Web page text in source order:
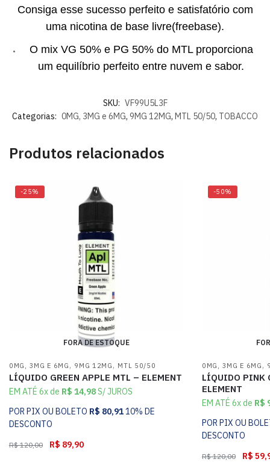
Consiga esse sucesso perfeito e satisfatório com
uma nicotina de base livre(freebase).
O mix VG 50% e PG 50% do MTL proporciona
um equilíbrio perfeito entre nuvem e sabor.
SKU: VF99U5L3F
Categorias: 0MG, 3MG e 6MG, 9MG 12MG, MTL 50/50, TOBACCO
Produtos relacionados
-25%
FORA DE ESTOQUE
0MG, 3MG E 6MG , 9MG 12MG , MTL 50/50
LÍQUIDO GREEN APPLE MTL – ELEMENT
EM ATÉ 6x de R$ 14,98S/ JUROS
POR PIX OU BOLETO R$ 80,9110% DE
DESCONTO
R$120,00 R$ 89,90
-50%
0MG, 3MG E 6MG ,
LÍQUIDO PINK
ELEMENT
EM ATÉ 6x de R$
POR PIX OU
DESCONTO
R$120,00 R$